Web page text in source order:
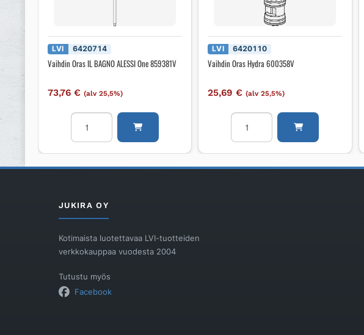
LVI 6420714
Vaihdin Oras IL BAGNO ALESSI One 859381V
73,76€ (alv 25,5%)
Vaihdin
Oras
IL
ALESSI
LVI 6420110
Vaihdin Oras Hydra 600358V
25,69€ (alv 25,5%)
Vaihdin
Oras
Hydra
määrä
JUKIRA OY
Kotimaista luotettavaa LVI-tuotteiden
verkkokauppaa vuodesta 2004
Tutustu myös
Facebook